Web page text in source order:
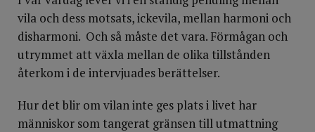
vila och dess motsats, ickevila, mellan harmoni och
disharmoni. Och så måste det vara. Förmågan och
utrymmet att växla mellan de olika tillstånden
återkom i de intervjuades berättelser.
Hur det blir om vilan inte ges plats i livet har
människor som tangerat gränsen till utmattning